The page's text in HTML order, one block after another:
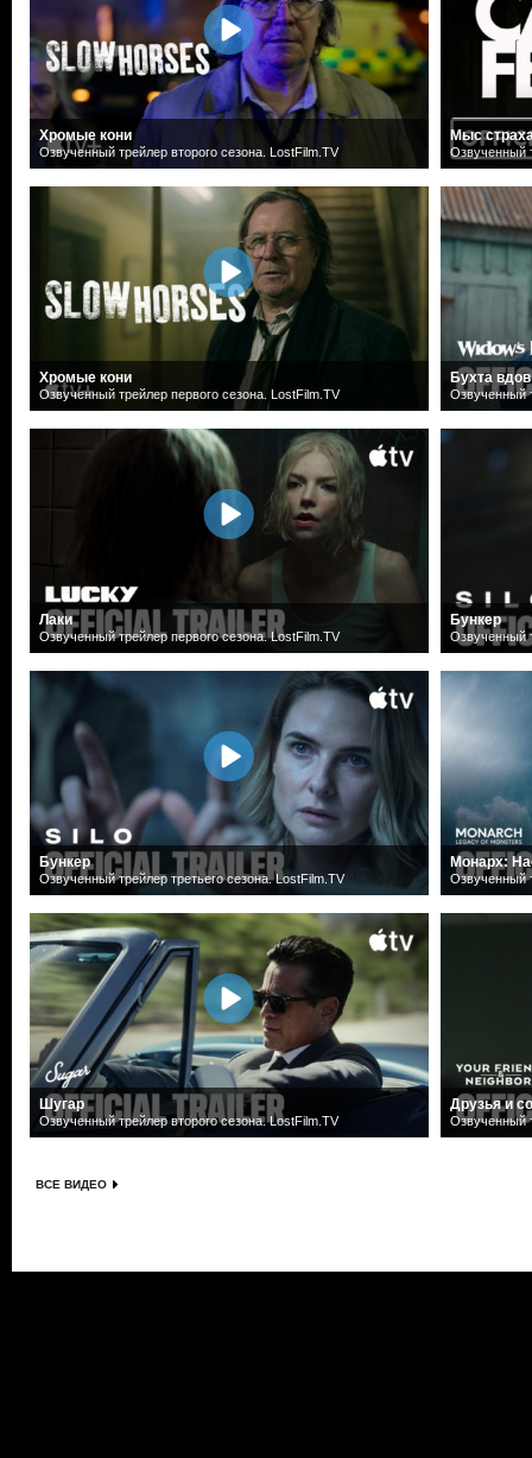
Хромые кони
Озвученный трейлер второго сезона. LostFilm.TV
Хромые кони
Озвученный трейлер первого сезона. LostFilm.TV
Лаки
Озвученный трейлер первого сезона. LostFilm.TV
Бункер
Озвученный трейлер третьего сезона. LostFilm.TV
Шугар
Озвученный трейлер второго сезона. LostFilm.TV
Мыс
Озвученный
Бухта вдов
Озвученный
Бункер
Озвученный
Монарх:
Озвученный
Друзья и
Озвученный
ВСЕ ВИДЕО